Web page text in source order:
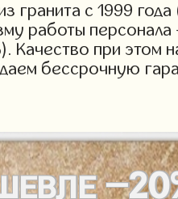
гранита с 1999
работы
Качество при этом
бессрочную
-